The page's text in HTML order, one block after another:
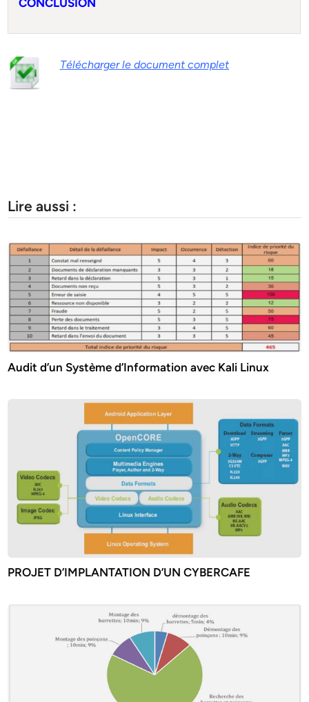
Télécharger le document complet
Lire aussi :
Audit d’un Système d’Information avec Kali Linux
PROJET D’IMPLANTATION D’UN CYBERCAFE